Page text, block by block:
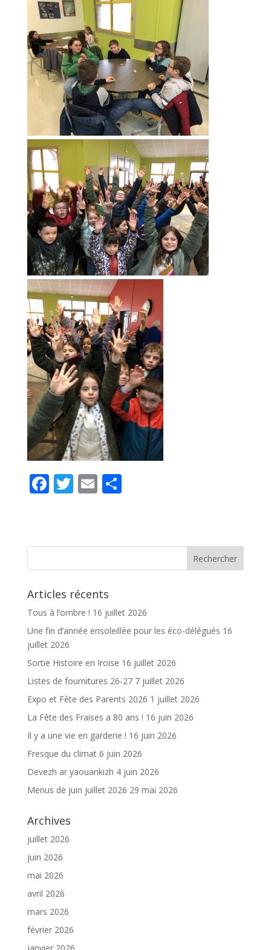
F
b
k
T
er
E
l
P
g
Articles récents
Tous à l’ombre ! 16 juillet 2026
Une fin d’année ensoleillée pour les éco-délégués 16
juillet 2026
Sortie Histoire en Iroise 16 juillet 2026
Listes de fournitures 26-27 7 juillet 2026
Expo et Fête des Parents 2026 1 juillet 2026
La Fête des Fraises a 80 ans ! 16 juin 2026
Il y a une vie en garderie ! 16 juin 2026
Fresque du climat 6 juin 2026
Devezh ar yaouankizh 4 juin 2026
Menus de juin juillet 2026 29 mai 2026
Archives
juillet 2026
juin 2026
mai 2026
avril 2026
mars 2026
février 2026